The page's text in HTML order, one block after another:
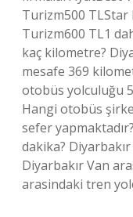
Turizm500 TLStar
Turizm600 TL1
kaç kilometre?
mesafe 369
otobüs yolculuğu
Hangi otobüs
sefer
dakika?
Diyarbakır Van
arasindaki tren